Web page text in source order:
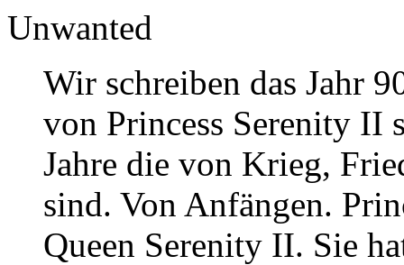
Unwanted
Wir schreiben das Jahr
von Princess Serenity II
Jahre die von Krieg,
sind. Von Anfängen.
Queen Serenity II. Sie